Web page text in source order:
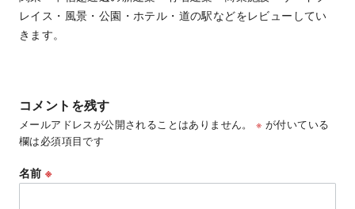
レイス・風景・公園・ホテル・道の駅などをレビューしてい
きます。
コメントを残す
メールアドレスが公開されることはありません。 ※ が付いている
欄は必須項目です
名前※